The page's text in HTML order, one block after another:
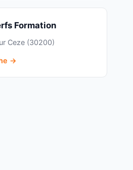
Formation
Ceze (30200)
→